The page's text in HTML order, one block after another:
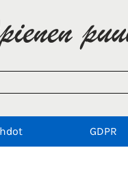
GDPR